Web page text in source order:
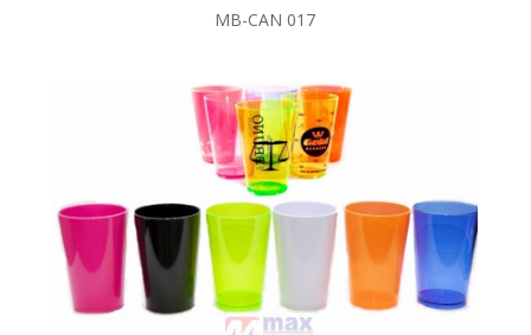
MB-CAN 017